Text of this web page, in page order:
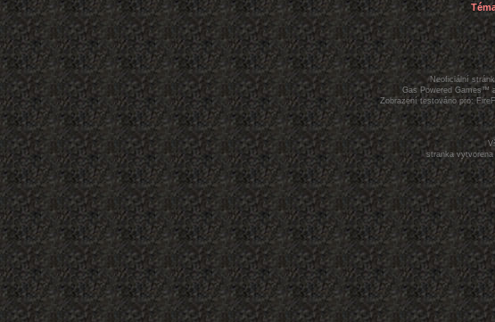
Neoficiální
Gas Powered Games™
Zobrazení testováno pro:
stranka